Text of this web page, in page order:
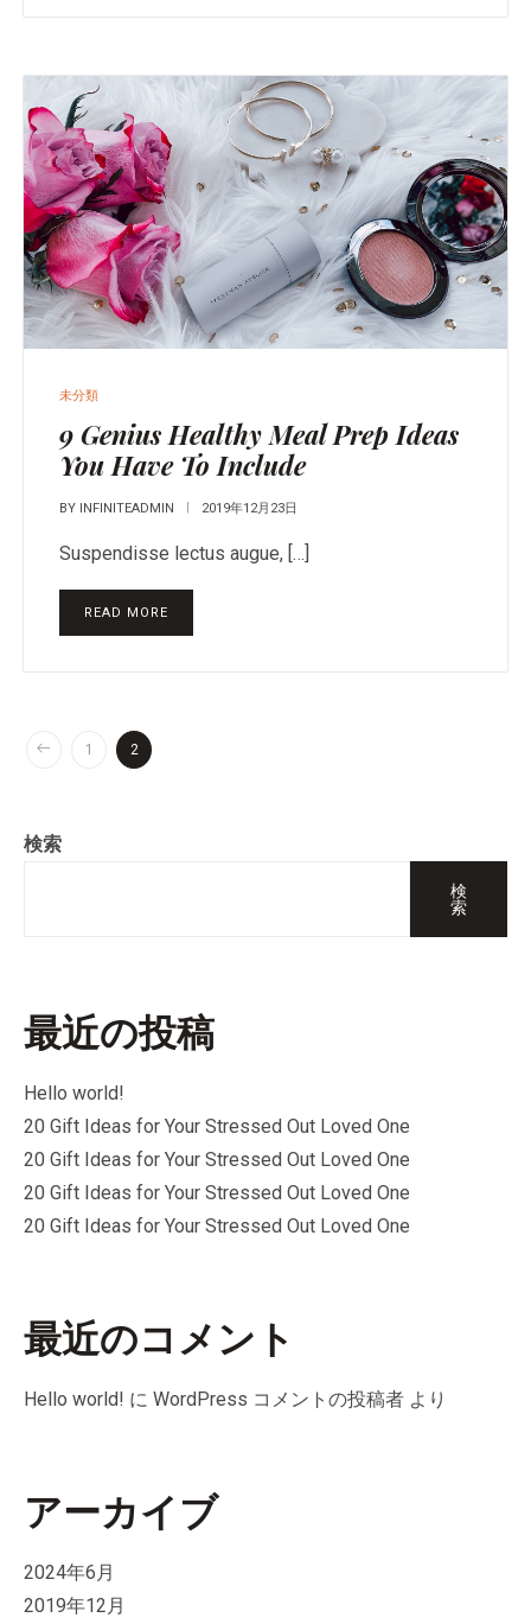
検索
検
索
最近の投稿
Hello world!
20 Gift Ideas for Your Stressed Out Loved One
20 Gift Ideas for Your Stressed Out Loved One
20 Gift Ideas for Your Stressed Out Loved One
20 Gift Ideas for Your Stressed Out Loved One
最近のコメント
Hello world! に WordPress コメントの投稿者 より
アーカイブ
2024年6月
2019年12月
未分類
9 Genius Healthy Meal Prep Ideas
You Have To Include
BY INFINITEADMIN 2019年12月23日
Suspendisse lectus augue, […]
READ MORE
1 2